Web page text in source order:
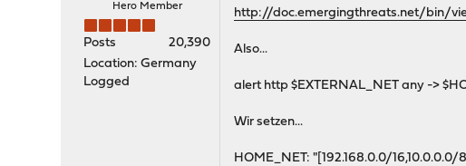
Hero Member
Posts
20,390
Location: Germany
Logged
http://doc.emergingthreats.net/bin/
Also...
alert http $EXTERNAL_NET any ->
Wir setzen...
HOME_NET: "[192.168.0.0/16,10.0.0.0/